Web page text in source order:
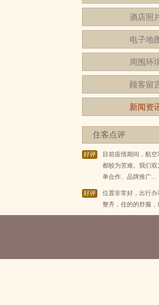
酒店照
电子地
周围环
顾客留
新闻资
住客点评
好评
目前疫情期间，航
都较为苦难。我们
单合作、品牌推广...
好评
位置非常好，出行
整齐，住的的舒服，